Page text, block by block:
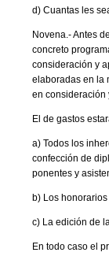
d) Cuantas les
Novena.- Antes
concreto
consideración y
elaboradas en la
en consideración
El de gastos
a) Todos los
confección de
ponentes y
b) Los
c) La edición de
En todo caso el